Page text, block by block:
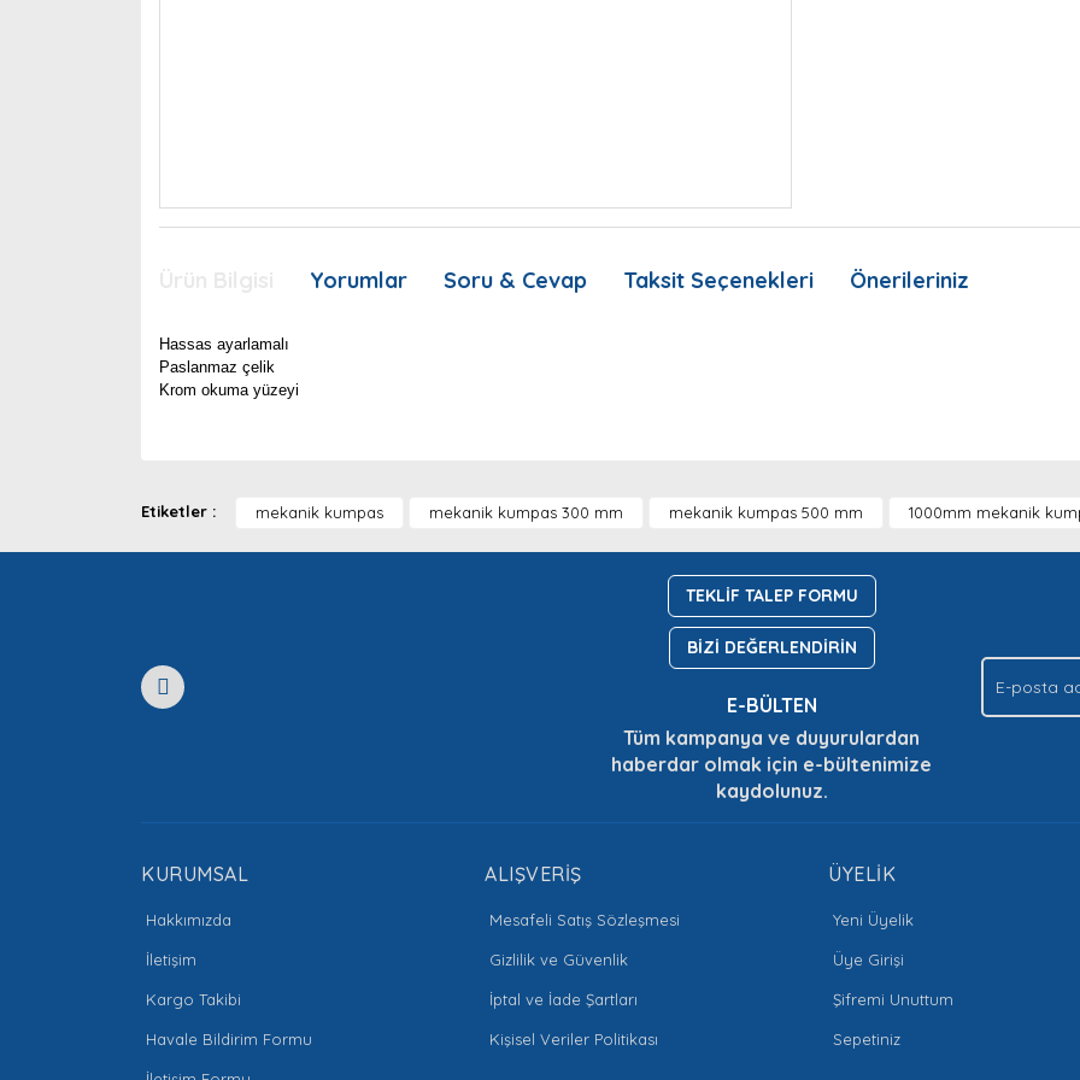
Yorumlar Soru & Cevap Taksit Seçenekleri Önerileriniz
Hassas ayarlamalı
Paslanmaz çelik
Krom okuma yüzeyi
Etiketler : mekanik kumpas mekanik kumpas 300 mm mekanik kumpas 500 mm 1000mm mekanik
TEKLİF TALEP FORMU
BİZİ DEĞERLENDİRİN
E-BÜLTEN
Tüm kampanya ve duyurulardan
haberdar olmak için e-bültenimize
kaydolunuz.
KURUMSAL
Hakkımızda
İletişim
Kargo Takibi
Havale Bildirim Formu
ALIŞVERİŞ
Mesafeli Satış Sözleşmesi
Gizlilik ve Güvenlik
İptal ve İade Şartları
Kişisel Veriler Politikası
ÜYELİK
Yeni Üyelik
Üye Girişi
Şifremi Unuttum
Sepetiniz